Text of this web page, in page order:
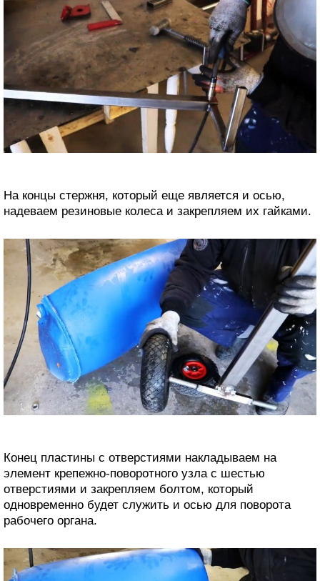
На концы стержня, который еще является и осью,
надеваем резиновые колеса и закрепляем их гайками.
Конец пластины с отверстиями накладываем на
элемент крепежно-поворотного узла с шестью
отверстиями и закрепляем болтом, который
одновременно будет служить и осью для поворота
рабочего органа.